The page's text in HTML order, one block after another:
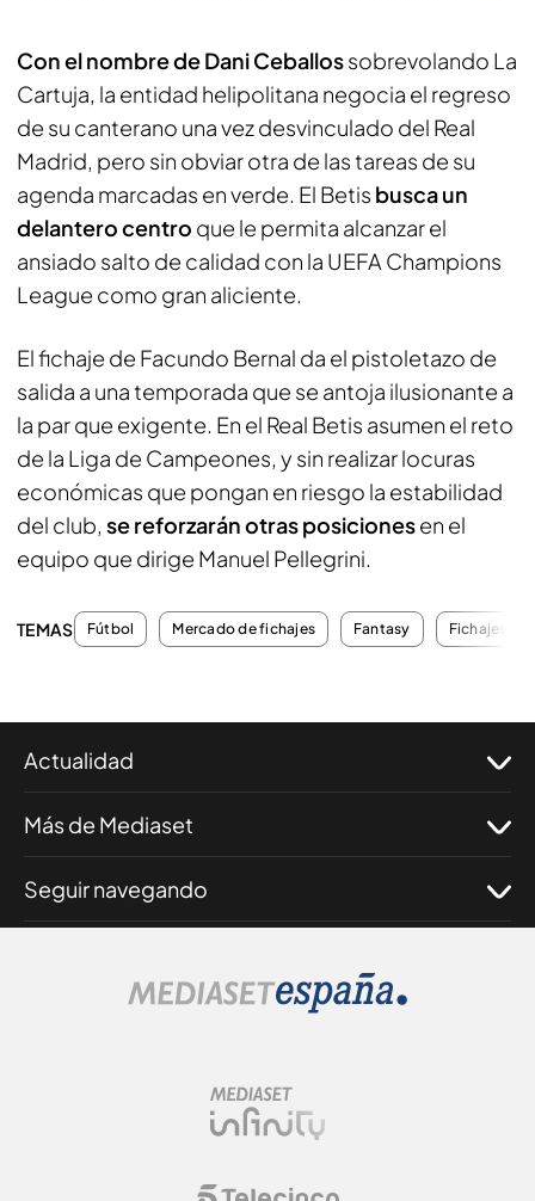
Con el nombre de Dani Ceballossobrevolando La
Cartuja, la entidad helipolitana negocia el regreso
de su canterano una vez desvinculado del Real
Madrid, pero sin obviar otra de las tareas de su
agenda marcadas en verde. El Betis busca un
delantero centro que le permita alcanzar el
ansiado salto de calidad con la UEFA Champions
League como gran aliciente.
El fichaje de Facundo Bernal da el pistoletazo de
salida a una temporada que se antoja ilusionante a
la par que exigente. En el Real Betis asumen el reto
de la Liga de Campeones, y sin realizar locuras
económicas que pongan en riesgo la estabilidad
del club, se reforzarán otras posicionesen el
equipo que dirige Manuel Pellegrini.
TEMAS Fútbol Mercado de fichajes Fantasy Fichajes
Actualidad
Más de Mediaset
Seguir navegando